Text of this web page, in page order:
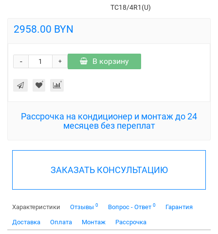
TC18/4R1(U)
2958.00 BYN
+
- В корзину
Рассрочка на кондиционер и монтаж до 24
месяцев без переплат
ЗАКАЗАТЬ КОНСУЛЬТАЦИЮ
Характеристики Отзывы 0 Вопрос - Ответ 0 Гарантия
Доставка Оплата Монтаж Рассрочка